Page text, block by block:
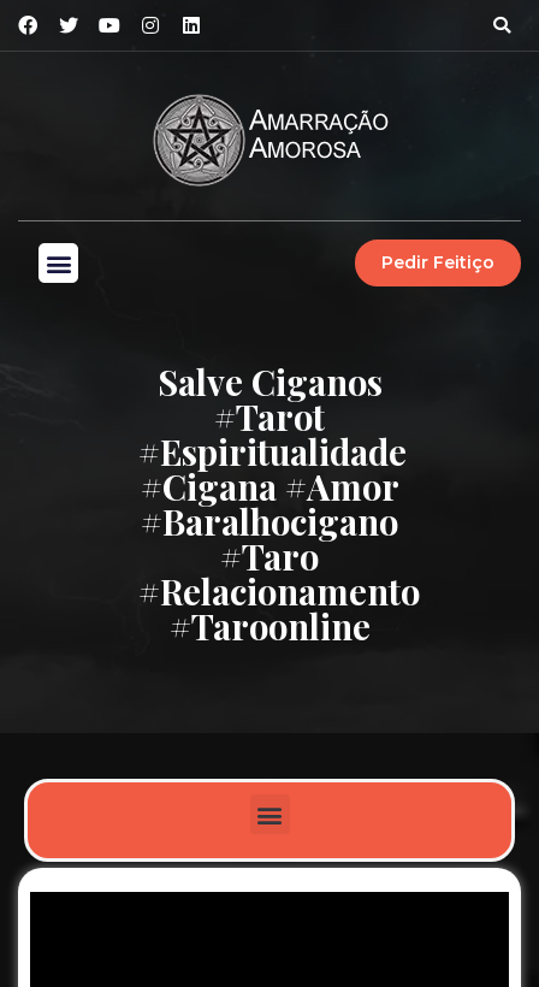
Pedir Feitiço
Salve Ciganos
#tarot
#espiritualidade
#cigana #amor
#baralhocigano
#taro
#relacionamento
#taroonline